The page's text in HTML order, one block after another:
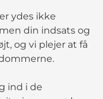
ydes ikke
din indsats og
og vi plejer at få
ind i de